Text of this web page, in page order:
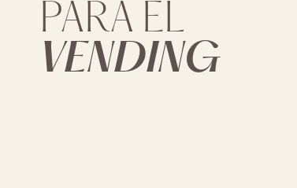
PARA EL
VENDING